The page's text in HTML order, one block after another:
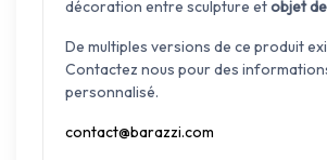
décoration entre sculpture etobjet
De multiples versions de ce produit
Contactez nous pour des
personnalisé.
contact@barazzi.com